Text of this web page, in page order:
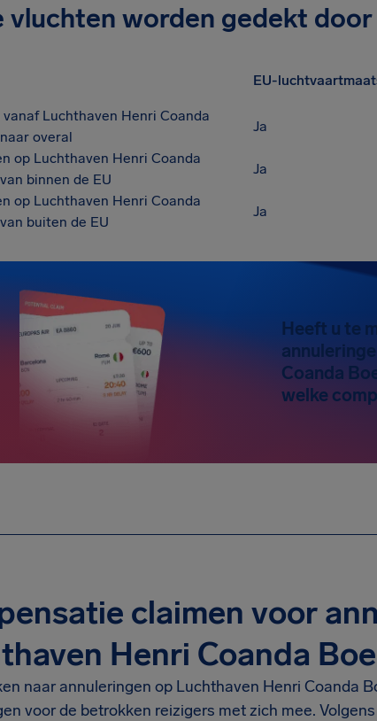
vluchten worden gedekt door
EU-
Luchthaven Henri Coanda
overal
Ja
op Luchthaven Henri Coanda
binnen de EU
Ja
op Luchthaven Henri Coanda
buiten de EU
Ja
Heeft u te
Coanda
welke
claimen voor
Henri Coanda
naar annuleringen op Luchthaven Henri Coanda
voor de betrokken reizigers met zich mee.